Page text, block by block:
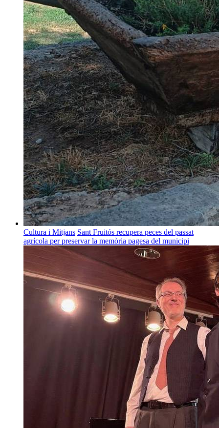
Cultura i Mitjans Sant Fruitós recupera peces del passat
agrícola per preservar la memòria pagesa del municipi